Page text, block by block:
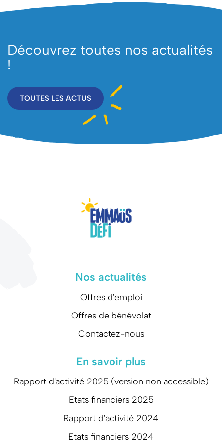
Découvrez toutes nos actualités
!
TOUTES LES ACTUS
Nos actualités
Offres d'emploi
Offres de bénévolat
Contactez-nous
En savoir plus
Rapport d'activité 2025 (version non accessible)
Etats financiers 2025
Rapport d'activité 2024
Etats financiers 2024